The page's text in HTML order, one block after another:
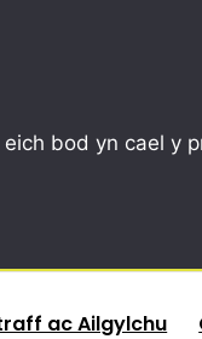
bod yn cael y
ac Ailgylchu